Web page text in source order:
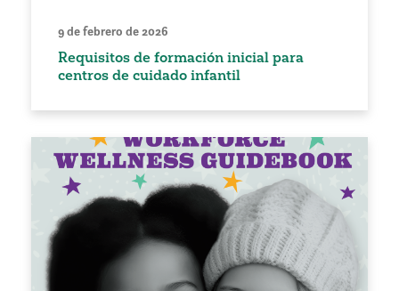
9 de febrero de 2026
Requisitos de formación inicial para
centros de cuidado infantil